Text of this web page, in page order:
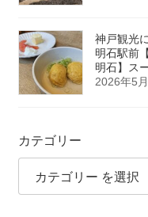
神戸観光
明石駅前
明石】ス
2026年5
カテゴリー